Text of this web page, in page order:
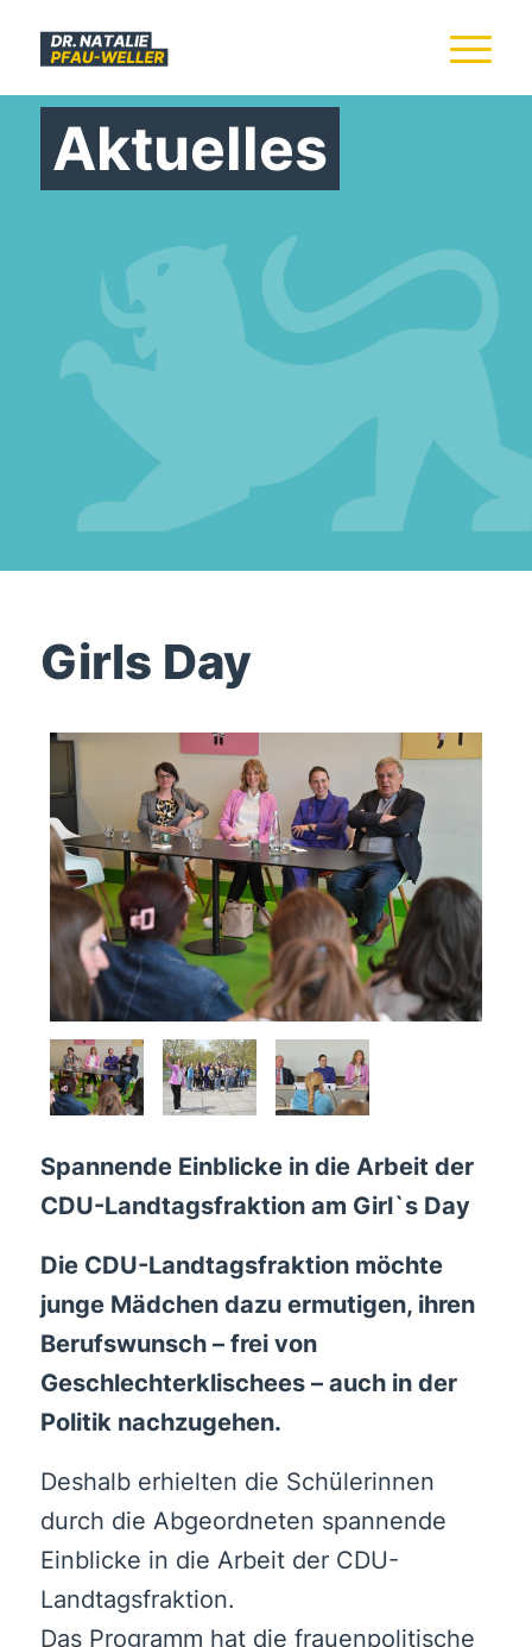
Aktuelles
Girls Day
Spannende Einblicke in die Arbeit der
CDU-Landtagsfraktion am Girl`s Day
Die CDU-Landtagsfraktion möchte
junge Mädchen dazu ermutigen, ihren
Berufswunsch – frei von
Geschlechterklischees – auch in der
Politik nachzugehen.
Deshalb erhielten die Schülerinnen
durch die Abgeordneten spannende
Einblicke in die Arbeit der CDU-
Landtagsfraktion.
Das Programm hat die frauenpolitische